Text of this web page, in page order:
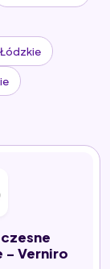
Łódzkie
- Verniro